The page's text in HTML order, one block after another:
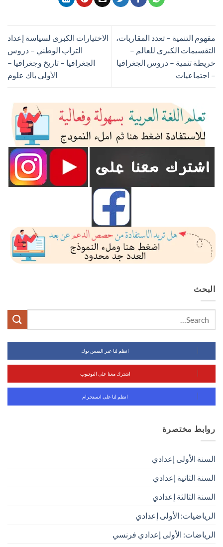
مفهوم التنمية – تعدد المقاربات،
التقسيمات الكبرى للعالم –
خريطة تنمية – دروس الجغرافيا
– اجتماعيات
الاختيارات الكبرى لسياسة إعداد
التراب الوطني – دروس
الجغرافيا – تاريخ وجغرافيا –
الأولى باك علوم
البحث
انظم لنا عبر الفيس بوك
اشترك معنا على اليوتيوب
انظم لنا على انستجرام
روابط مختصرة
السنة الأولى إعدادي
السنة الثانية إعدادي
السنة الثالثة إعدادي
الرياضيات: الأولى إعدادي
الرياضات: الأولى إعدادي فرنسي